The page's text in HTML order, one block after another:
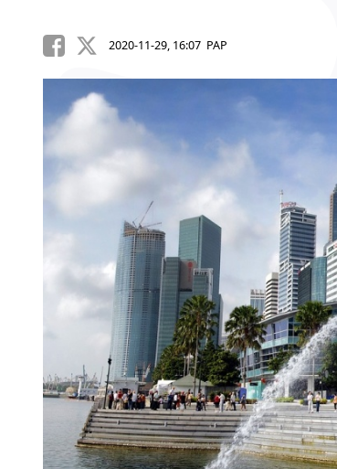
2020-11-29, 16:07 PAP